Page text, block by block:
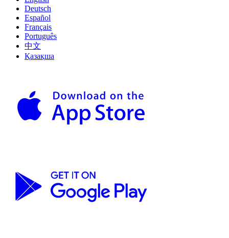
Deutsch
Español
Français
Português
中文
Қазақша